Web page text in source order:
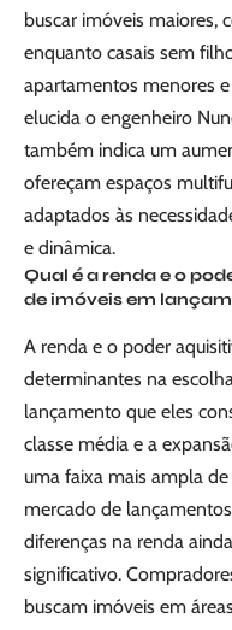
buscar imóveis maiores,
enquanto casais sem
apartamentos menores
elucida o engenheiro
também indica um
ofereçam espaços
adaptados às
e dinâmica.
Qual é a renda e o
de imóveis em
A renda e o poder
determinantes na
lançamento que eles
classe média e a
uma faixa mais ampla
mercado de
diferenças na renda
significativo.
buscam imóveis em